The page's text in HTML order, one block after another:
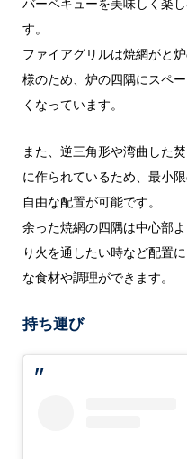
す。
ファイアグリルは焼網がと
様のため、炉の四隅にスペ
くなっています。
また、逆三角形や湾曲した
に作られているため、最小
自由な配置が可能です。
余った焼網の四隅は中心部
り火を通したい時など配置
な食材や調理ができます。
持ち運び